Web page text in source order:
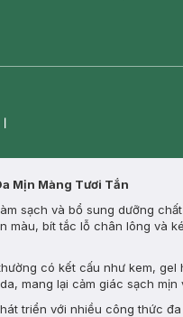
Mịn Màng Tươi Tắn
sạch và bổ sung dưỡng
bít tắc lỗ chân lông và
có kết cấu như kem, gel
mang lại cảm giác sạch
triển với nhiều công thức